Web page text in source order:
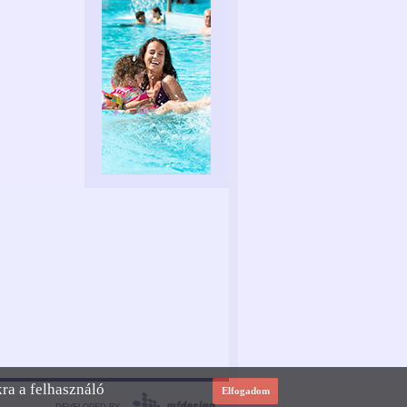
a felhasználó
Elfogadom